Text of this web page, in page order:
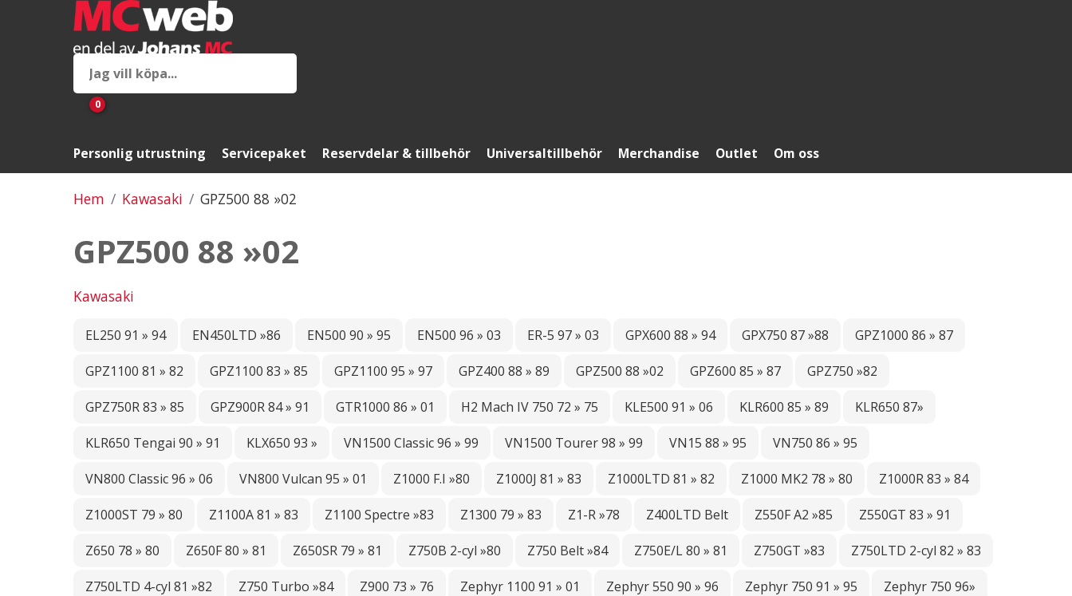
0
Personlig utrustning Servicepaket Reservdelar & tillbehör Universaltillbehör Merchandise Outlet Om oss
Hem Kawasaki GPZ500 88 »02
GPZ500 88 »02
Kawasaki
EL250 91 » 94 EN450LTD »86 EN500 90 » 95 EN500 96 » 03 ER-5 97 » 03 GPX600 88 » 94 GPX750 87 »88 GPZ1000 86 » 87
GPZ1100 81 » 82 GPZ1100 83 » 85 GPZ1100 95 » 97 GPZ400 88 » 89 GPZ500 88 »02 GPZ600 85 » 87 GPZ750 »82
GPZ750R 83 » 85 GPZ900R 84 » 91 GTR1000 86 » 01 H2 Mach IV 750 72 » 75 KLE500 91 » 06 KLR600 85 » 89 KLR650 87»
KLR650 Tengai 90 » 91 KLX650 93 » VN1500 Classic 96 » 99 VN1500 Tourer 98 » 99 VN15 88 » 95 VN750 86 » 95
VN800 Classic 96 » 06 VN800 Vulcan 95 » 01 Z1000 F.I »80 Z1000J 81 » 83 Z1000LTD 81 » 82 Z1000 MK2 78 » 80 Z1000R 83 » 84
Z1000ST 79 » 80 Z1100A 81 » 83 Z1100 Spectre »83 Z1300 79 » 83 Z1-R »78 Z400LTD Belt Z550F A2 »85 Z550GT 83 » 91
Z650 78 » 80 Z650F 80 » 81 Z650SR 79 » 81 Z750B 2-cyl »80 Z750 Belt »84 Z750E/L 80 » 81 Z750GT »83 Z750LTD 2-cyl 82 » 83
Z750LTD 4-cyl 81 »82 Z750 Turbo »84 Z900 73 » 76 Zephyr 1100 91 » 01 Zephyr 550 90 » 96 Zephyr 750 91 » 95 Zephyr 750 96»